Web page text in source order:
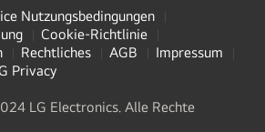
Nutzungsbedingungen
Cookie-Richtlinie
Rechtliches AGB
Impressum
Privacy
LG Electronics. Alle Rechte